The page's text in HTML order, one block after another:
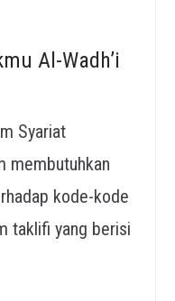
Al-Wadh’i
Syariat
membutuhkan
kode-kode
taklifi yang berisi